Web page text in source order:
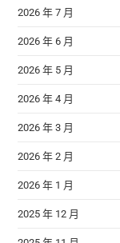
2026 年 7 月
2026 年 6 月
2026 年 5 月
2026 年 4 月
2026 年 3 月
2026 年 2 月
2026 年 1 月
2025 年 12 月